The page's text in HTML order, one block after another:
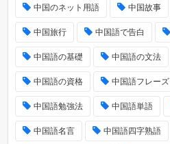
中国のネット用語 中国故事
中国旅行 中国語で告白
中国語の基礎 中国語の文法
中国語の資格 中国語フレーズ
中国語勉強法 中国語単語
中国語名言 中国語四字熟語